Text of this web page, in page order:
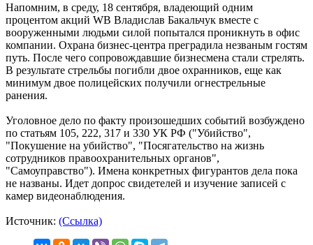
Напомним, в среду, 18 сентября, владеющий одним
процентом акций WB Владислав Бакальчук вместе с
вооруженными людьми силой попытался проникнуть в офис
компании. Охрана бизнес-центра преградила незваным гостям
путь. После чего сопровождавшие бизнесмена стали стрелять.
В результате стрельбы погибли двое охранников, еще как
минимум двое полицейских получили огнестрельные
ранения.
Уголовное дело по факту произошедших событий возбуждено
по статьям 105, 222, 317 и 330 УК РФ ("Убийство",
"Покушение на убийство", "Посягательство на жизнь
сотрудников правоохранительных органов",
"Самоуправство"). Имена конкретных фигурантов дела пока
не названы. Идет допрос свидетелей и изучение записей с
камер видеонаблюдения.
Источник: (Ссылка)